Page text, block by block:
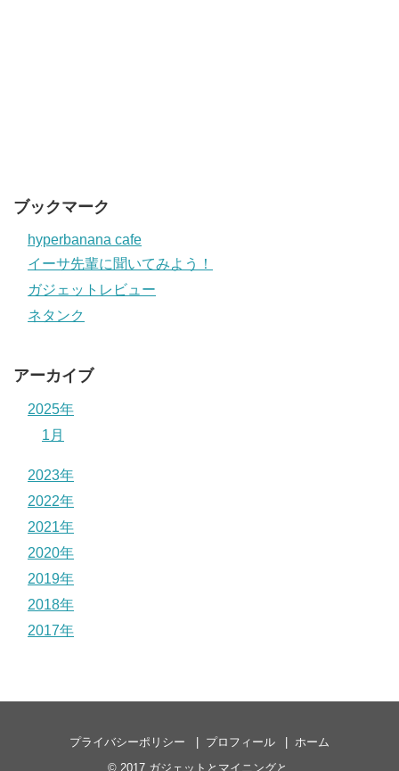
ブックマーク
hyperbanana cafe
イーサ先輩に聞いてみよう！
ガジェットレビュー
ネタンク
アーカイブ
2025年
1月
2023年
2022年
2021年
2020年
2019年
2018年
2017年
プライバシーポリシー プロフィール
ホーム
© 2017 ガジェットとマイニングと